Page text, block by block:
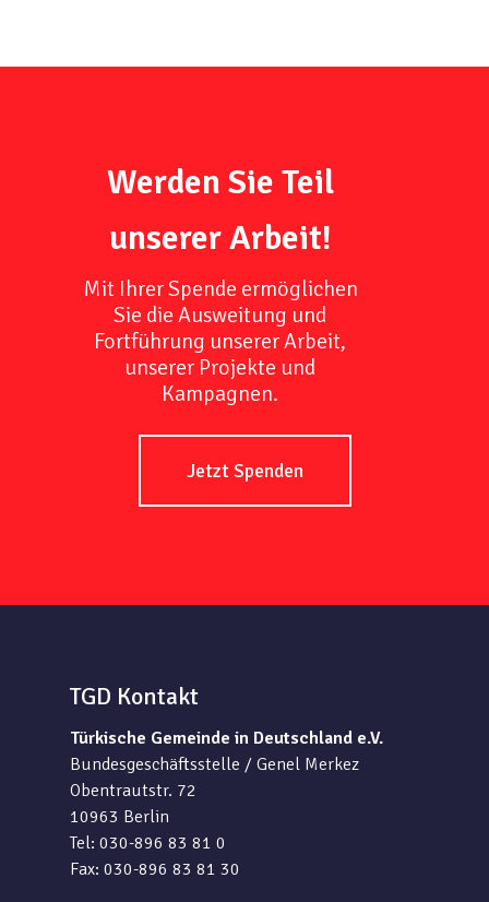
Werden Sie Teil
unserer Arbeit!
Mit Ihrer Spende ermöglichen
Sie die Ausweitung und
Fortführung unserer Arbeit,
unserer Projekte und
Kampagnen.
Jetzt Spenden
TGD Kontakt
Türkische Gemeinde in Deutschland e.V.
Bundesgeschäftsstelle / Genel Merkez
Obentrautstr. 72
10963 Berlin
Tel: 030-896 83 81 0
Fax: 030-896 83 81 30